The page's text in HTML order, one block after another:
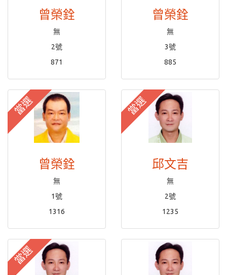
曾榮銓
無
2號
871
曾榮銓
無
3號
885
當選
曾榮銓
無
1號
1316
當選
邱文吉
無
2號
1235
當選